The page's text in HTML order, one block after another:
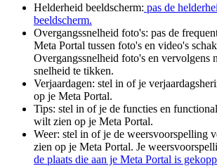
Helderheid beeldscherm: pas de
beeldscherm.
Overgangssnelheid foto's: pas de
Meta Portal tussen foto's en video's
Overgangssnelheid foto's en vervolgens
snelheid te tikken.
Verjaardagen: stel in of je
op je Meta Portal.
Tips: stel in of je de functies en
wilt zien op je Meta Portal.
Weer: stel in of je de weersvoorspelling
zien op je Meta Portal. Je
de plaats die aan je Meta Portal is